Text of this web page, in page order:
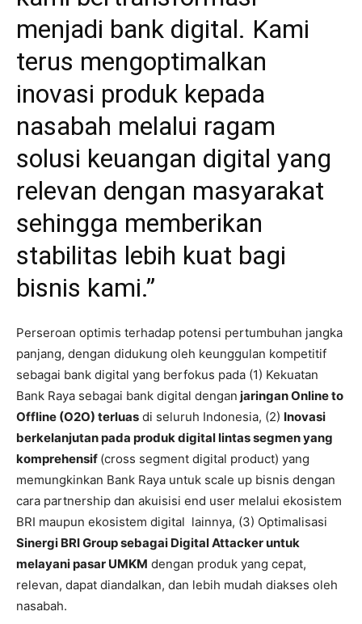
menjadi bank digital. Kami
terus mengoptimalkan
inovasi produk kepada
nasabah melalui ragam
solusi keuangan digital yang
relevan dengan masyarakat
sehingga memberikan
stabilitas lebih kuat bagi
bisnis kami.”
Perseroan optimis terhadap potensi pertumbuhan jangka
panjang, dengan didukung oleh keunggulan kompetitif
sebagai bank digital yang berfokus pada (1) Kekuatan
Bank Raya sebagai bank digital dengan jaringan Online to
Offline (O2O) terluas di seluruh Indonesia, (2) Inovasi
berkelanjutan pada produk digital lintas segmen yang
komprehensif (cross segment digital product) yang
memungkinkan Bank Raya untuk scale up bisnis dengan
cara partnership dan akuisisi end user melalui ekosistem
BRI maupun ekosistem digital lainnya, (3) Optimalisasi
Sinergi BRI Group sebagai Digital Attacker untuk
melayani pasar UMKM dengan produk yang cepat,
relevan, dapat diandalkan, dan lebih mudah diakses oleh
nasabah.